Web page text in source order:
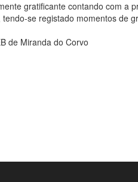
gratificante contando com a
se registado momentos de
de Miranda do Corvo